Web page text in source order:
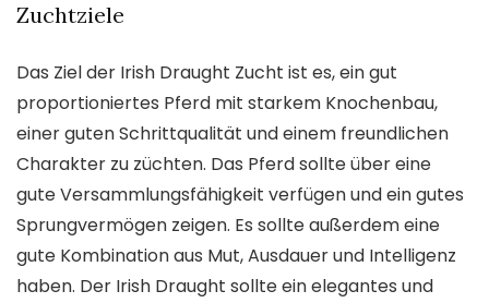
Zuchtziele
Das Ziel der Irish Draught Zucht ist es, ein gut
proportioniertes Pferd mit starkem Knochenbau,
einer guten Schrittqualität und einem freundlichen
Charakter zu züchten. Das Pferd sollte über eine
gute Versammlungsfähigkeit verfügen und ein gutes
Sprungvermögen zeigen. Es sollte außerdem eine
gute Kombination aus Mut, Ausdauer und Intelligenz
haben. Der Irish Draught sollte ein elegantes und